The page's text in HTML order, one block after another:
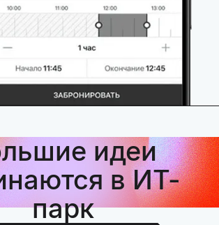
идеи
в ИТ-
парк